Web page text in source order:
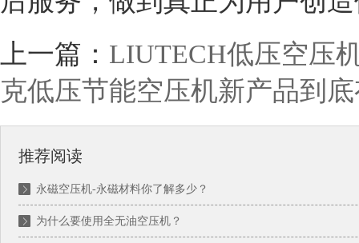
上一篇： LIUTECH低压空压
克低压节能空压机新产品到
推荐阅读
永磁空压机-永磁材料你了解多少？
为什么要使用全无油空压机？